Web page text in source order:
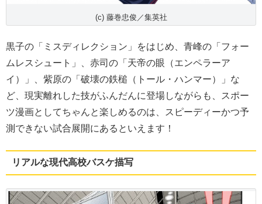
(c) 藤巻忠俊／集英社
黒子の「ミスディレクション」をはじめ、青峰の「フォー
ムレスシュート」、赤司の「天帝の眼（エンペラーア
イ）」、紫原の「破壊の鉄槌（トール・ハンマー）」な
ど、現実離れした技がふんだんに登場しながらも、スポー
ツ漫画としてちゃんと楽しめるのは、スピーディーかつ予
測できない試合展開にあるといえます！
リアルな現代高校バスケ描写